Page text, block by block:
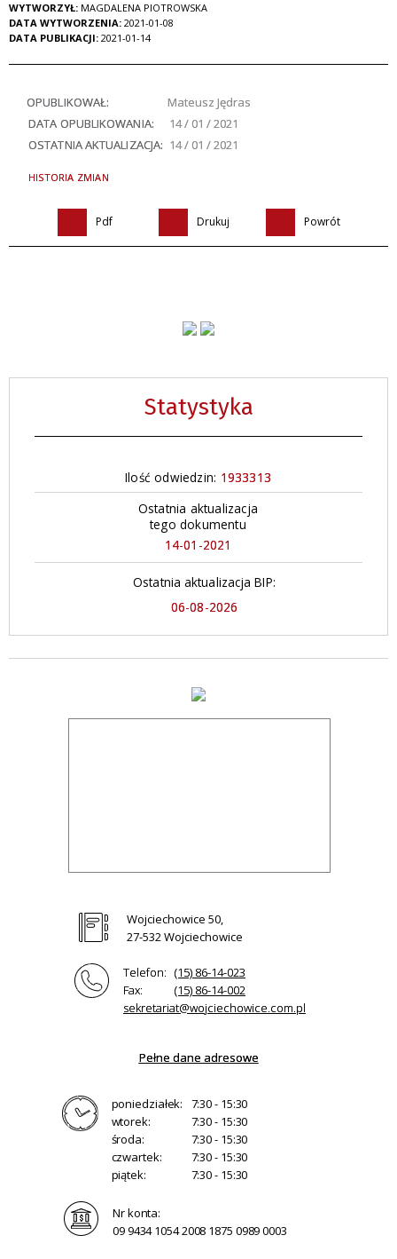
Statystyka
Ilość odwiedzin: 1933313
Ostatnia aktualizacja
tego dokumentu
14-01-2021
Ostatnia aktualizacja BIP:
06-08-2026
WYTWORZYŁ: MAGDALENA PIOTROWSKA
DATA WYTWORZENIA: 2021-01-08
DATA PUBLIKACJI: 2021-01-14
OPUBLIKOWAŁ:
Mateusz Jędras
DATA OPUBLIKOWANIA:
14 / 01 / 2021
OSTATNIA AKTUALIZACJA: 14 / 01 / 2021
HISTORIA ZMIAN
Pdf Drukuj Powrót
Wojciechowice 50,
27-532 Wojciechowice
Telefon: (15) 86-14-023
Fax:
(15) 86-14-002
sekretariat@wojciechowice.com.pl
Pełne dane adresowe
poniedziałek:
7:30 - 15:30
wtorek:
7:30 - 15:30
środa:
7:30 - 15:30
czwartek:
7:30 - 15:30
piątek:
7:30 - 15:30
Nr konta:
09 9434 1054 2008 1875 0989 0003